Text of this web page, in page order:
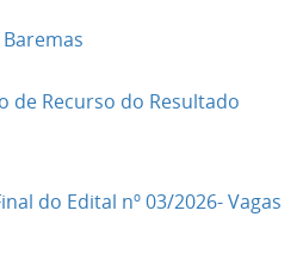
de Recurso do Resultado
do Edital nº 03/2026- Vagas